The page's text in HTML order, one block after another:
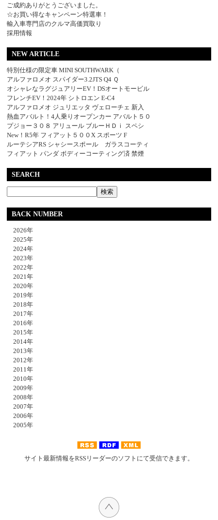
ご成約ありがとうございました。
☆お買い得なキャンペーン特選車！
輸入車専門店のクルマ高価買取り
採用情報
NEW ARTICLE
特別仕様の限定車 MINI SOUTHWARK（
アルファロメオ スパイダー3.2JTS Q4 Ｑ
オシャレなラグジュアリーEV！DSオートモービル
フレンチEV！2024年 シトロエン E-C4
アルファロメオ ジュリエッタ ヴェローチェ 新入
熱血アバルト！4人乗りオープンカー アバルト５０
プジョー３０８ アリュール ブルーＨＤｉ スペシ
New！R5年 フィアット５００X スポーツ F
ルーテシアRS シャシースポール ガラスコーティ
フィアット パンダ ボディーコーティング済 禁煙
SEARCH
BACK NUMBER
2026年
2025年
2024年
2023年
2022年
2021年
2020年
2019年
2018年
2017年
2016年
2015年
2014年
2013年
2012年
2011年
2010年
2009年
2008年
2007年
2006年
2005年
サイト最新情報をRSSリーダーのソフトにて受信できます。